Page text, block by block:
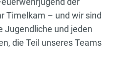
Timelkam – und wir sind
Jugendliche und jeden
die Teil unseres Teams